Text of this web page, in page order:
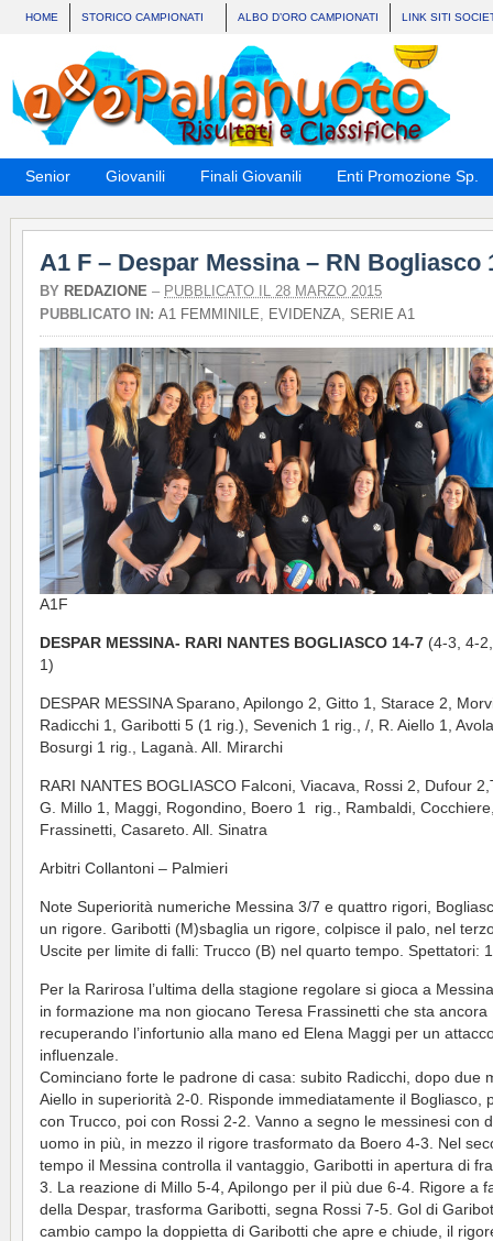
HOME STORICO CAMPIONATI ALBO D’ORO CAMPIONATI LINK SITI
Senior Giovanili Finali Giovanili Enti Promozione Sp.
A1 F – Despar Messina – RN Bogliasco
BY REDAZIONE – PUBBLICATO IL 28 MARZO 2015
PUBBLICATO IN: A1 FEMMINILE, EVIDENZA, SERIE A1
A1F
DESPAR MESSINA- RARI NANTES BOGLIASCO 14-7 (4-3, 4-
1)
DESPAR MESSINA Sparano, Apilongo 2, Gitto 1, Starace 2,
Radicchi 1, Garibotti 5 (1 rig.), Sevenich 1 rig., /, R. Aiello 1,
Bosurgi 1 rig., Laganà. All. Mirarchi
RARI NANTES BOGLIASCO Falconi, Viacava, Rossi 2, Dufour
G. Millo 1, Maggi, Rogondino, Boero 1 rig., Rambaldi,
Frassinetti, Casareto. All. Sinatra
Arbitri Collantoni – Palmieri
Note Superiorità numeriche Messina 3/7 e quattro rigori,
un rigore. Garibotti (M)sbaglia un rigore, colpisce il palo, nel
Uscite per limite di falli: Trucco (B) nel quarto tempo. Spettatori:
Per la Rarirosa l’ultima della stagione regolare si gioca a
in formazione ma non giocano Teresa Frassinetti che sta ancora
recuperando l’infortunio alla mano ed Elena Maggi per un
influenzale.
Cominciano forte le padrone di casa: subito Radicchi, dopo due
Aiello in superiorità 2-0. Risponde immediatamente il Bogliasco,
con Trucco, poi con Rossi 2-2. Vanno a segno le messinesi con
uomo in più, in mezzo il rigore trasformato da Boero 4-3. Nel
tempo il Messina controlla il vantaggio, Garibotti in apertura di
3. La reazione di Millo 5-4, Apilongo per il più due 6-4. Rigore a
della Despar, trasforma Garibotti, segna Rossi 7-5. Gol di
cambio campo la doppietta di Garibotti che apre e chiude, il